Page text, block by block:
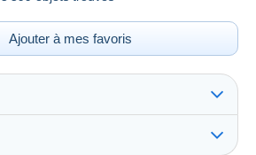
Ajouter à mes favoris